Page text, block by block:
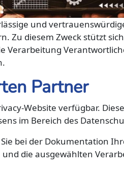
und
Zu diesem Zweck stützt
Verarbeitung
Partner
Website verfügbar.
im Bereich des
Sie bei der Dokumentation
die ausgewählten